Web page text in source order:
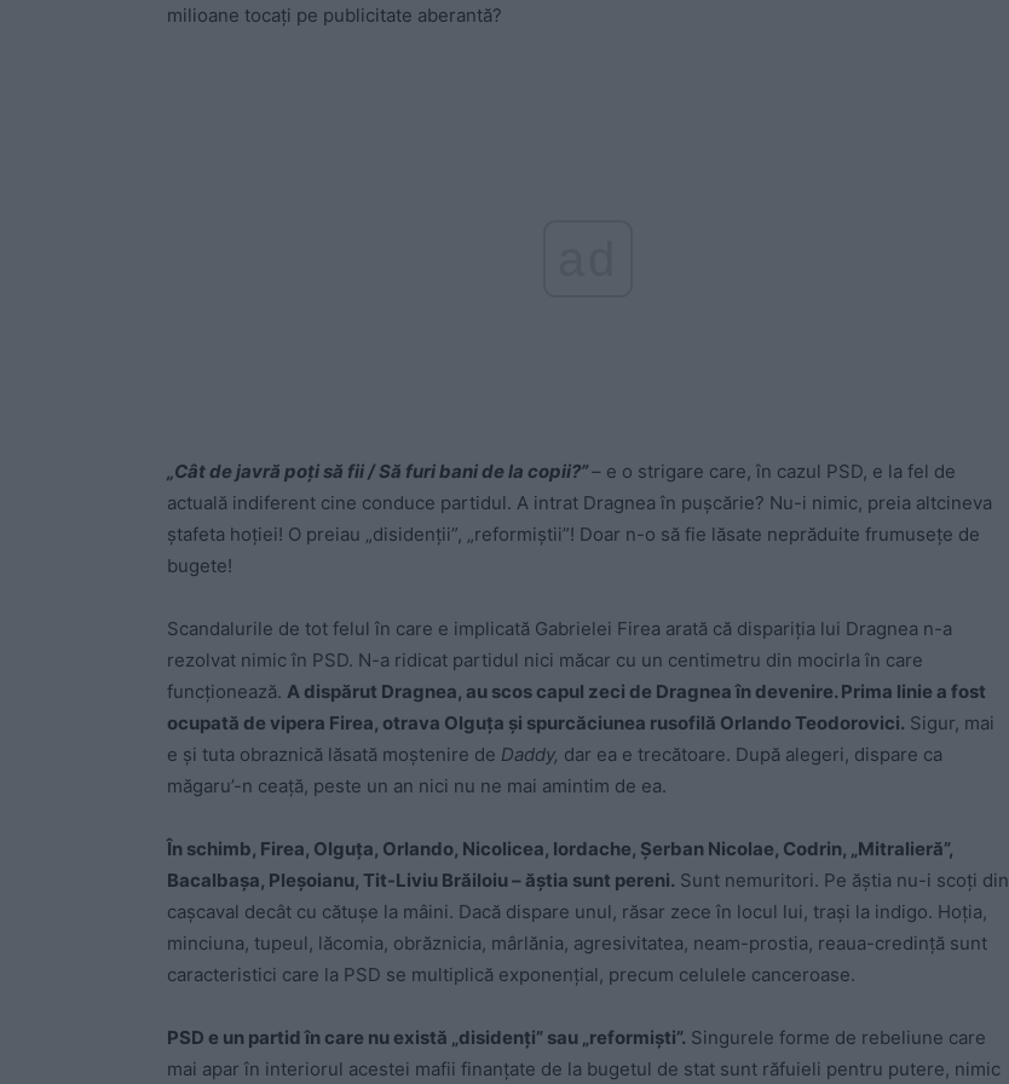
milioane tocați pe publicitate aberantă?
„Cât de javră poți să fii / Să furi bani de la copii?”– e o strigare care, în cazul PSD, e la fel de
actuală indiferent cine conduce partidul. A intrat Dragnea în pușcărie? Nu-i nimic, preia altcineva
ștafeta hoției! O preiau „disidenții”, „reformiștii”! Doar n-o să fie lăsate neprăduite frumusețe de
bugete!
Scandalurile de tot felul în care e implicată Gabrielei Firea arată că dispariția lui Dragnea n-a
rezolvat nimic în PSD. N-a ridicat partidul nici măcar cu un centimetru din mocirla în care
funcționează. A dispărut Dragnea, au scos capul zeci de Dragnea în devenire. Prima linie a fost
ocupată de vipera Firea, otrava Olguța și spurcăciunea rusofilă Orlando Teodorovici. Sigur, mai
e și tuta obraznică lăsată moștenire de Daddy, dar ea e trecătoare. După alegeri, dispare ca
măgaru’-n ceață, peste un an nici nu ne mai amintim de ea.
În schimb, Firea, Olguța, Orlando, Nicolicea, Iordache, Șerban Nicolae, Codrin, „Mitralieră”,
Bacalbașa, Pleșoianu, Tit-Liviu Brăiloiu – ăștia sunt pereni. Sunt nemuritori. Pe ăștia nu-i scoți din
cașcaval decât cu cătușe la mâini. Dacă dispare unul, răsar zece în locul lui, trași la indigo. Hoția,
minciuna, tupeul, lăcomia, obrăznicia, mârlănia, agresivitatea, neam-prostia, reaua-credință sunt
caracteristici care la PSD se multiplică exponențial, precum celulele canceroase.
PSD e un partid în care nu există „disidenți” sau „reformiști”. Singurele forme de rebeliune care
mai apar în interiorul acestei mafii finanțate de la bugetul de stat sunt răfuieli pentru putere, nimic